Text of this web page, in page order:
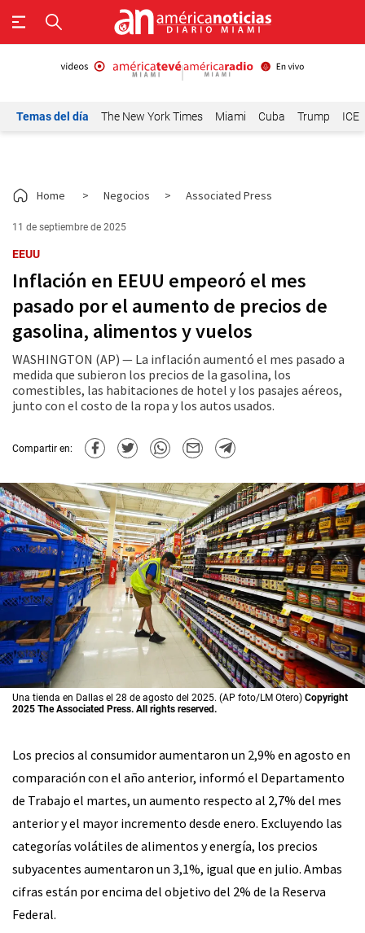
Temas del día The New York Times Miami Cuba Trump ICE
Home > Negocios > Associated Press
11 de septiembre de 2025
EEUU
Inflación en EEUU empeoró el mes
pasado por el aumento de precios de
gasolina, alimentos y vuelos
WASHINGTON (AP) — La inflación aumentó el mes pasado a
medida que subieron los precios de la gasolina, los
comestibles, las habitaciones de hotel y los pasajes aéreos,
junto con el costo de la ropa y los autos usados.
Compartir en:
Una tienda en Dallas el 28 de agosto del 2025. (AP foto/LM Otero) Copyright
2025 The Associated Press. All rights reserved.
Los precios al consumidor aumentaron un 2,9% en agosto en
comparación con el año anterior, informó el Departamento
de Trabajo el martes, un aumento respecto al 2,7% del mes
anterior y el mayor incremento desde enero. Excluyendo las
categorías volátiles de alimentos y energía, los precios
subyacentes aumentaron un 3,1%, igual que en julio. Ambas
cifras están por encima del objetivo del 2% de la Reserva
Federal.